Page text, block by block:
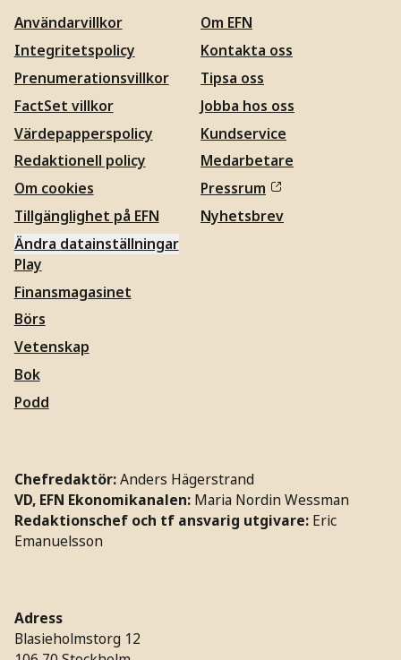
Användarvillkor
Integritetspolicy
Prenumerationsvillkor
FactSet villkor
Värdepapperspolicy
Redaktionell policy
Om cookies
Tillgänglighet på EFN
Ändra datainställningar
Om EFN
Kontakta oss
Tipsa oss
Jobba hos oss
Kundservice
Medarbetare
Pressrum
Nyhetsbrev
Play
Finansmagasinet
Börs
Vetenskap
Bok
Podd
Chefredaktör:Anders Hägerstrand
VD, EFN Ekonomikanalen: Maria Nordin Wessman
Redaktionschef och tf ansvarig utgivare: Eric
Emanuelsson
Adress
Blasieholmstorg 12